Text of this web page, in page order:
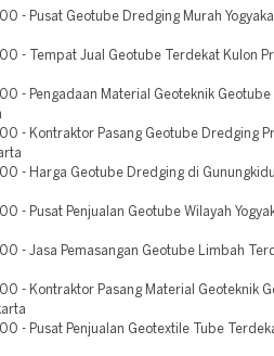
- Pusat Geotube Dredging Murah
- Tempat Jual Geotube Terdekat Kulon
- Pengadaan Material Geoteknik Geotube
- Kontraktor Pasang Geotube Dredging
- Harga Geotube Dredging di
- Pusat Penjualan Geotube Wilayah
- Jasa Pemasangan Geotube Limbah
- Kontraktor Pasang Material Geoteknik
- Pusat Penjualan Geotextile Tube